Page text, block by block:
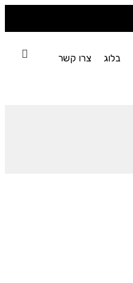
בלוג צרו קשר